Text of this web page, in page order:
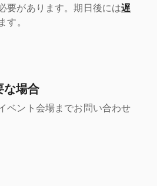
要があります。期日後には遅
す。
な場合
ベント会場までお問い合わせ